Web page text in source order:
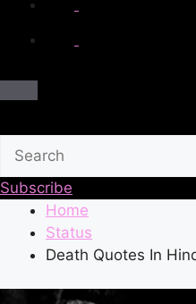
Subscribe
Home
Status
Death Quotes In